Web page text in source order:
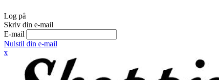
Log på
Skriv din e-mail
E-mail
Nulstil din e-mail
x